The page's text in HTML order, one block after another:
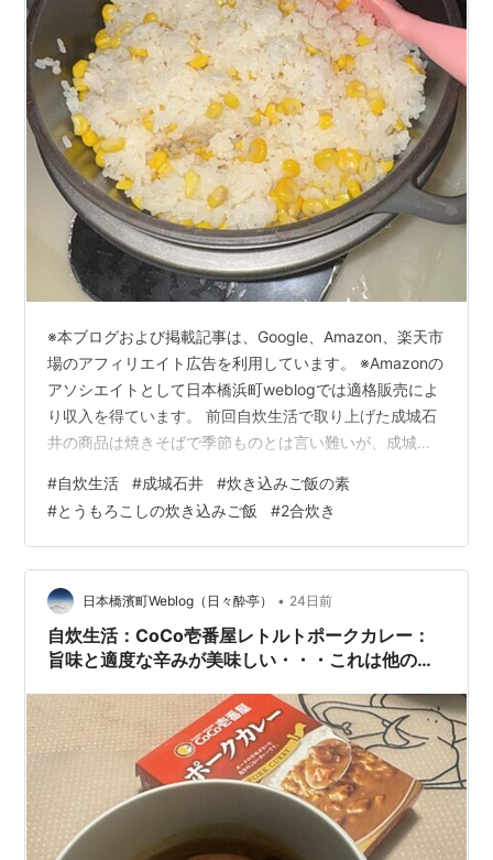
※本ブログおよび掲載記事は、Google、Amazon、楽天市
場のアフィリエイト広告を利用しています。 ※Amazonの
アソシエイトとして日本橋浜町weblogでは適格販売によ
り収入を得ています。 前回自炊生活で取り上げた成城石
井の商品は焼きそばで季節ものとは言い難いが、成城石
これをチェックすることが成城石井にいく楽しみなのだw
mnoguti.hatenablog.com 今回は、今の時期、旬でしょ
う！ということで、とうもろこしの炊き込みご飯の素*1
だ。店を入ったところと冷蔵コーナーの目につく場所に
陳列してある。去年も購入しようか迷った覚えが…
#自炊生活 #成城石井 #炊き込みご飯の素
#とうもろこしの炊き込みご飯 #2合炊き
日本橋濱町Weblog（日々酔亭） • 24日前
自炊生活：CoCo壱番屋レトルトポークカレー：
旨味と適度な辛みが美味しい・・・これは他の味